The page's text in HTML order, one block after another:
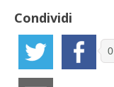
PENSA
GARDENA
Condividi
0